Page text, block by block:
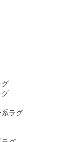
グ
グ
ラグ